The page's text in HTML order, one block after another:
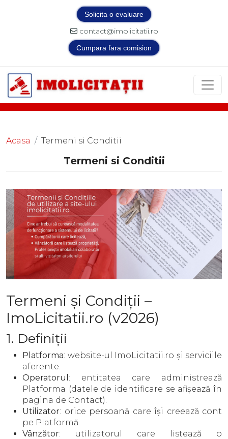
Solicita o evaluare
contact@imolicitatii.ro
Cumpara fara comision
Acasa Termeni si Conditii
Termeni si Conditii
Termeni și Condiții –
ImoLicitatii.ro (v2026)
1. Definiții
Platforma: website-ul ImoLicitatii.ro și serviciile
aferente.
Operatorul : entitatea care administrează
Platforma (datele de identificare se afișează în
pagina de Contact).
Utilizator: orice persoană care își creează cont
pe Platformă.
Vânzător: utilizatorul care listează o